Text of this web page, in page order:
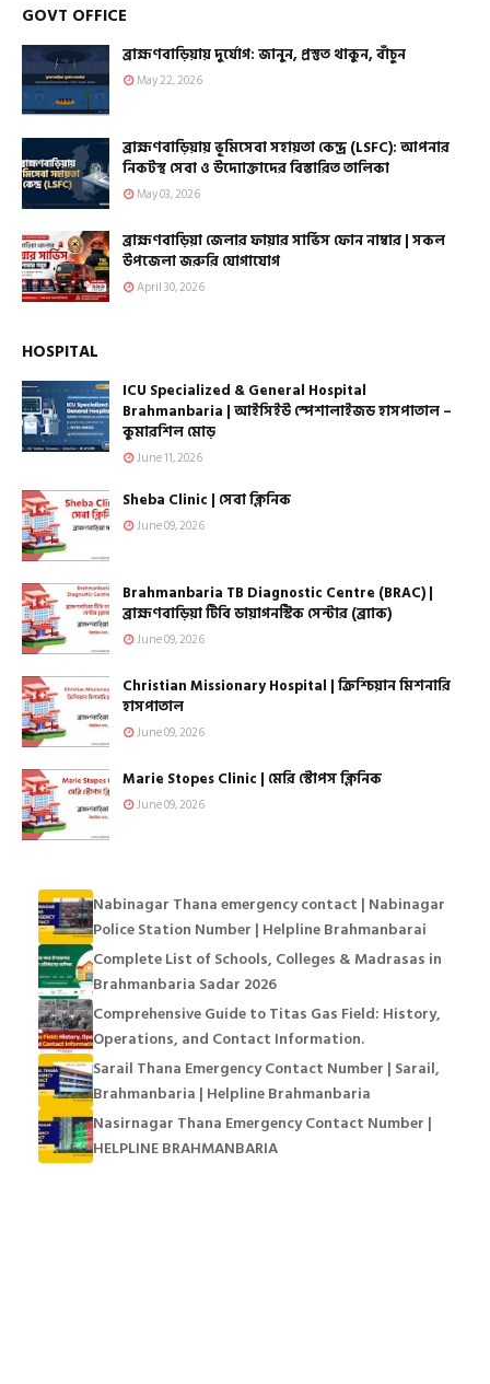
GOVT OFFICE
ব্রাহ্মণবাড়িয়ায় দুর্যোগ: জানুন, প্রস্তুত থাকুন, বাঁচুন
May 22, 2026
ব্রাহ্মণবাড়িয়ায় ভূমিসেবা সহায়তা কেন্দ্র (LSFC): আপনার
নিকটস্থ সেবা ও উদ্যোক্তাদের বিস্তারিত তালিকা
May 03, 2026
ব্রাহ্মণবাড়িয়া জেলার ফায়ার সার্ভিস ফোন নাম্বার | সকল
উপজেলা জরুরি যোগাযোগ
April 30, 2026
HOSPITAL
ICU Specialized & General Hospital
Brahmanbaria | আইসিইউ স্পেশালাইজড হাসপাতাল –
কুমারশিল মোড়
June 11, 2026
Sheba Clinic | সেবা ক্লিনিক
June 09, 2026
Brahmanbaria TB Diagnostic Centre (BRAC) |
ব্রাহ্মণবাড়িয়া টিবি ডায়াগনস্টিক সেন্টার (ব্র্যাক)
June 09, 2026
Christian Missionary Hospital | ক্রিশ্চিয়ান মিশনারি
হাসপাতাল
June 09, 2026
Marie Stopes Clinic | মেরি স্টোপস ক্লিনিক
June 09, 2026
Nabinagar Thana emergency contact | Nabinagar
Police Station Number | Helpline Brahmanbarai
Complete List of Schools, Colleges & Madrasas in
Brahmanbaria Sadar 2026
Comprehensive Guide to Titas Gas Field: History,
Operations, and Contact Information.
Sarail Thana Emergency Contact Number | Sarail,
Brahmanbaria | Helpline Brahmanbaria
Nasirnagar Thana Emergency Contact Number |
HELPLINE BRAHMANBARIA